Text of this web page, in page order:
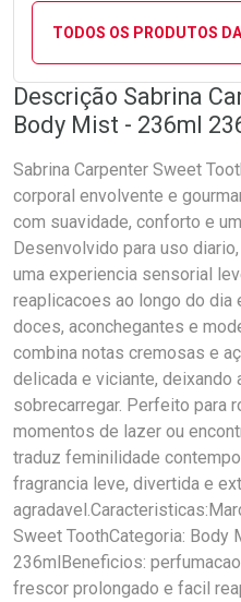
TODOS OS PRODUTOS
Descrição Sabrina
Body Mist - 236ml
Sabrina Carpenter Sweet
corporal envolvente e
com suavidade, conforto e
Desenvolvido para uso
uma experiencia sensorial
reaplicacoes ao longo do dia
doces, aconchegantes e
combina notas cremosas e
delicada e viciante, deixando
sobrecarregar. Perfeito para
momentos de lazer ou
traduz feminilidade
fragrancia leve, divertida e
Sweet ToothCategoria: Body
236mlBeneficios:
frescor prolongado e facil